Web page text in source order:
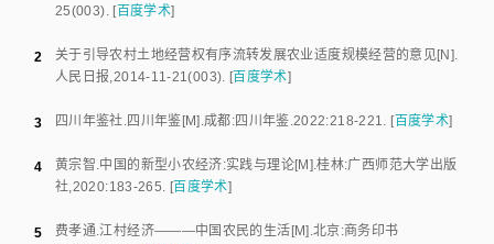
25(003). [百度学术]
2 关于引导农村土地经营权有序流转发展农业适度规模经营的意见[N].
人民日报,2014-11-21(003). [百度学术]
3 四川年鉴社.四川年鉴 [M].成都:四川年鉴.2022:218-221. [百度学术]
4 黄宗智.中国的新型小农经济:实践与理论[M].桂林:广西师范大学出版
社,2020:183-265. [百度学术]
5 费孝通.江村经济———中国农民的生活 [M].北京:商务印书